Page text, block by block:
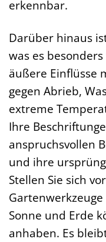
erkennbar.
Darüber hinaus
was es
äußere Einflüsse
gegen Abrieb,
extreme
Ihre
anspruchsvollen
und ihre
Stellen Sie sich
Sonne und Erde
anhaben. Es